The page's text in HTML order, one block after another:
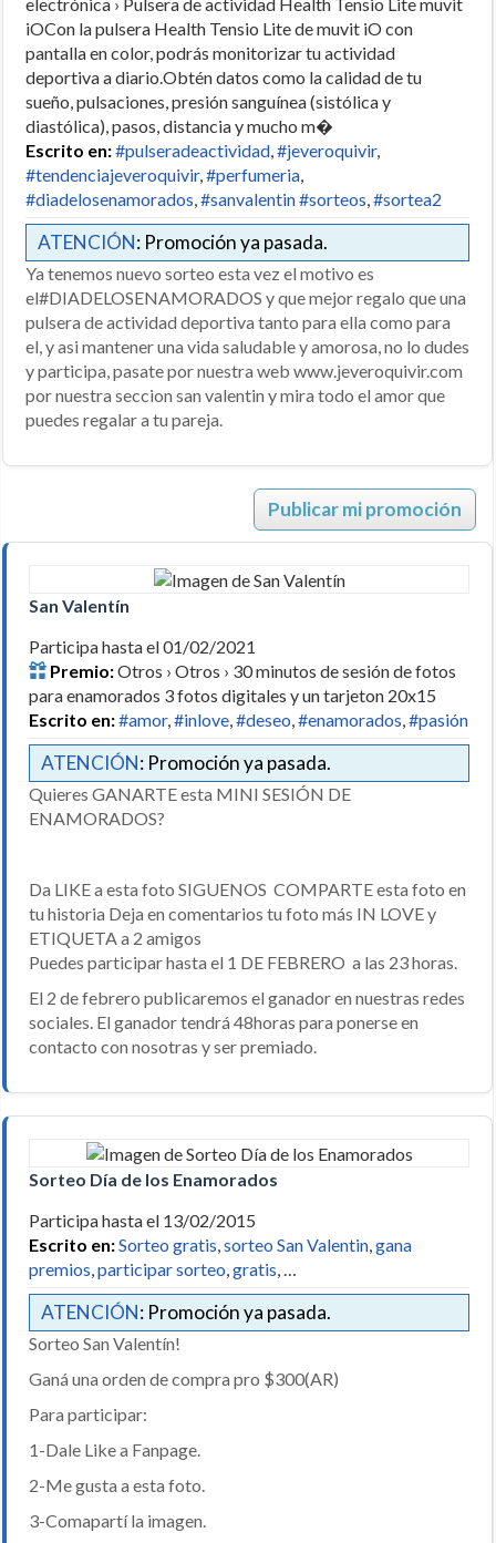
iOCon la pulsera Health Tensio Lite de muvit iO con
pantalla en color, podrás monitorizar tu actividad
deportiva a diario.Obtén datos como la calidad de tu
sueño, pulsaciones, presión sanguínea (sistólica y
diastólica), pasos, distancia y mucho m�
Escrito en:#pulseradeactividad,#jeveroquivir,
#tendenciajeveroquivir,#perfumeria,
#diadelosenamorados,#sanvalentin #sorteos,#sortea2
ATENCIÓN: Promoción ya pasada.
Ya tenemos nuevo sorteo esta vez el motivo es
el#DIADELOSENAMORADOS y que mejor regalo que una
pulsera de actividad deportiva tanto para ella como para
el, y asi mantener una vida saludable y amorosa, no lo dudes
y participa, pasate por nuestra web www.jeveroquivir.com
por nuestra seccion san valentin y mira todo el amor que
puedes regalar a tu pareja.
Publicar mi promoción
San Valentín
Participa hasta el 01/02/2021
Premio:Otros › Otros › 30 minutos de sesión de fotos
para enamorados 3 fotos digitales y un tarjeton 20x15
Escrito en:#amor,#inlove,#deseo,#enamorados,#pasión
ATENCIÓN: Promoción ya pasada.
Quieres GANARTE esta MINI SESIÓN DE
ENAMORADOS?
Da LIKE a esta foto SIGUENOS COMPARTE esta foto en
tu historia Deja en comentarios tu foto más IN LOVE y
ETIQUETA a 2 amigos
Puedes participar hasta el 1 DE FEBRERO a las 23 horas.
El 2 de febrero publicaremos el ganador en nuestras redes
sociales. El ganador tendrá 48horas para ponerse en
contacto con nosotras y ser premiado.
Sorteo Día de los Enamorados
Participa hasta el 13/02/2015
Escrito en:Sorteo gratis,sorteo San Valentin,gana
premios,participar sorteo,gratis, …
ATENCIÓN: Promoción ya pasada.
Sorteo San Valentín!
Ganá una orden de compra pro $300(AR)
Para participar:
1-Dale Like a Fanpage.
2-Me gusta a esta foto.
3-Comapartí la imagen.